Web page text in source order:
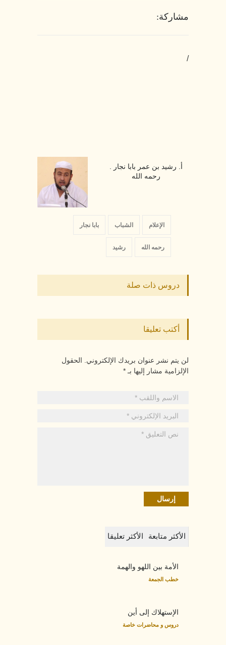
مشاركة:
/
أ. رشيد بن عمر بابا نجار .
رحمه الله
الإعلام الشباب بابا نجار
رحمه الله رشيد
دروس ذات صلة
أكتب تعليقا
لن يتم نشر عنوان بريدك الإلكتروني. الحقول
الإلزامية مشار إليها بـ *
الأكثر متابعة الأكثر تعليقا
الأمة بين اللهو والهمة
خطب الجمعة
الإستهلاك إلى أين
دروس و محاضرات خاصة